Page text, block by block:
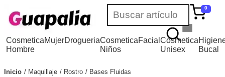
0
Cosmetica
Hombre
MujerDrogueriaCosmetica
Niños
FacialCosmetica
Unisex
Bucal
Inicio Maquillaje Rostro
Bases Fluidas